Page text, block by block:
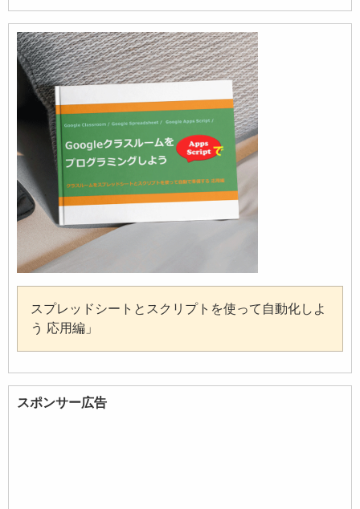
スプレッドシートとスクリプトを使って自動化しよ
う 応用編」
スポンサー広告